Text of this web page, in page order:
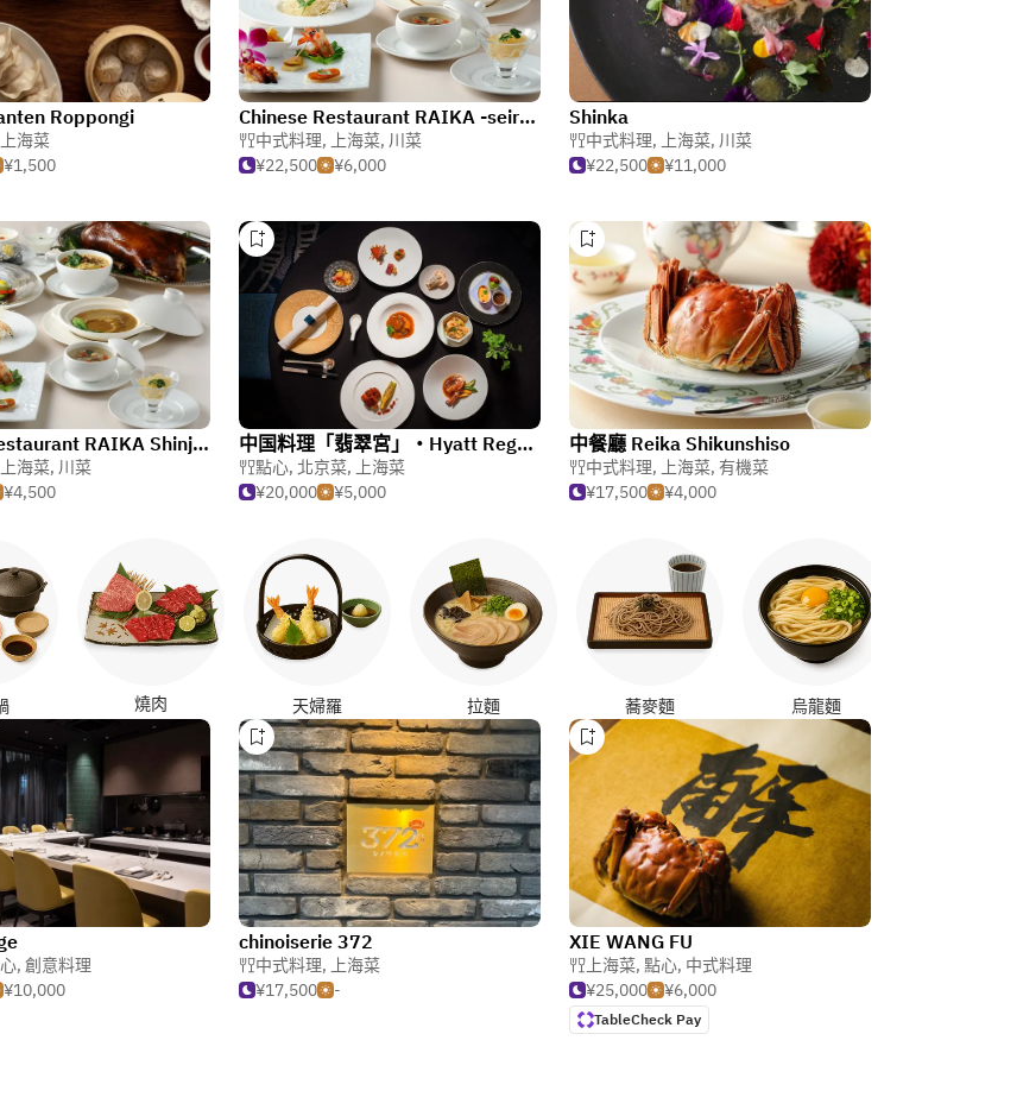
Roppongi
上海菜
¥1,500
Chinese Restaurant RAIKA -seirankyo- Aoyama
中式料理, 上海菜, 川菜
¥22,500
¥6,000
Shinka
中式料理, 上海菜, 川菜
¥22,500
¥11,000
Chinese Restaurant RAIKA Shinjuku-gyoen
上海菜, 川菜
¥4,500
中国料理「翡翠宮」・Hyatt Regency Tokyo
點心, 北京菜, 上海菜
¥20,000
¥5,000
中餐廳 Reika Shikunshiso
中式料理, 上海菜, 有機菜
¥17,500
¥4,000
燒肉 天婦羅 拉麵 蕎麥麵 烏龍麵
, 創意料理
¥10,000
chinoiserie 372
中式料理, 上海菜
¥17,500
-
XIE WANG FU
上海菜, 點心, 中式料理
¥25,000
¥6,000
TableCheck Pay